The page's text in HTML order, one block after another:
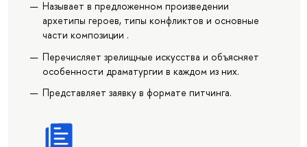
Называет в предложенном произведении
архетипы героев, типы конфликтов и основные
части композиции .
Перечисляет зрелищные искусства и объясняет
особенности драматургии в каждом из них.
Представляет заявку в формате питчинга.